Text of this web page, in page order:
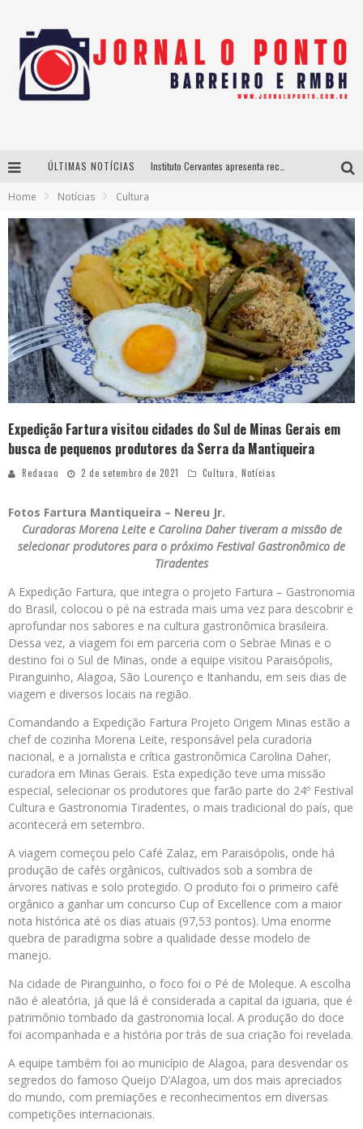
ÚLTIMAS NOTÍCIAS
BH recebe nesta quinta-feira lançamento do jogo “Coleta Seletiva” com roda de conversa entre agentes da sustentabilidade
Projeta Cultura abre inscrições gratuitas em São João del-Rei para oficinas de elaboração de projetos culturais e inteligência artificial
Home Notícias Cultura
Expedição Fartura visitou cidades do Sul de Minas Gerais em
busca de pequenos produtores da Serra da Mantiqueira
Redacao 2 de setembro de 2021 Cultura, Notícias
Fotos Fartura Mantiqueira – Nereu Jr.
Curadoras Morena Leite e Carolina Daher tiveram a missão de
selecionar produtores para o próximo Festival Gastronômico de
Tiradentes
A Expedição Fartura, que integra o projeto Fartura – Gastronomia
do Brasil, colocou o pé na estrada mais uma vez para descobrir e
aprofundar nos sabores e na cultura gastronômica brasileira.
Dessa vez, a viagem foi em parceria com o Sebrae Minas e o
destino foi o Sul de Minas, onde a equipe visitou Paraisópolis,
Piranguinho, Alagoa, São Lourenço e Itanhandu, em seis dias de
viagem e diversos locais na região.
Comandando a Expedição Fartura Projeto Origem Minas estão a
chef de cozinha Morena Leite, responsável pela curadoria
nacional, e a jornalista e crítica gastronômica Carolina Daher,
curadora em Minas Gerais. Esta expedição teve uma missão
especial, selecionar os produtores que farão parte do 24º Festival
Cultura e Gastronomia Tiradentes, o mais tradicional do país, que
acontecerá em setembro.
A viagem começou pelo Café Zalaz, em Paraisópolis, onde há
produção de cafés orgânicos, cultivados sob a sombra de
árvores nativas e solo protegido. O produto foi o primeiro café
orgânico a ganhar um concurso Cup of Excellence com a maior
nota histórica até os dias atuais (97,53 pontos). Uma enorme
quebra de paradigma sobre a qualidade desse modelo de
manejo.
Na cidade de Piranguinho, o foco foi o Pé de Moleque. A escolha
não é aleatória, já que lá é considerada a capital da iguaria, que é
patrimônio tombado da gastronomia local. A produção do doce
foi acompanhada e a história por trás de sua criação foi revelada.
A equipe também foi ao município de Alagoa, para desvendar os
segredos do famoso Queijo D’Alagoa, um dos mais apreciados
do mundo, com premiações e reconhecimentos em diversas
competições internacionais.